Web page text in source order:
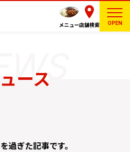
メニュー店舗検索 OPEN
ース
過ぎた記事です。